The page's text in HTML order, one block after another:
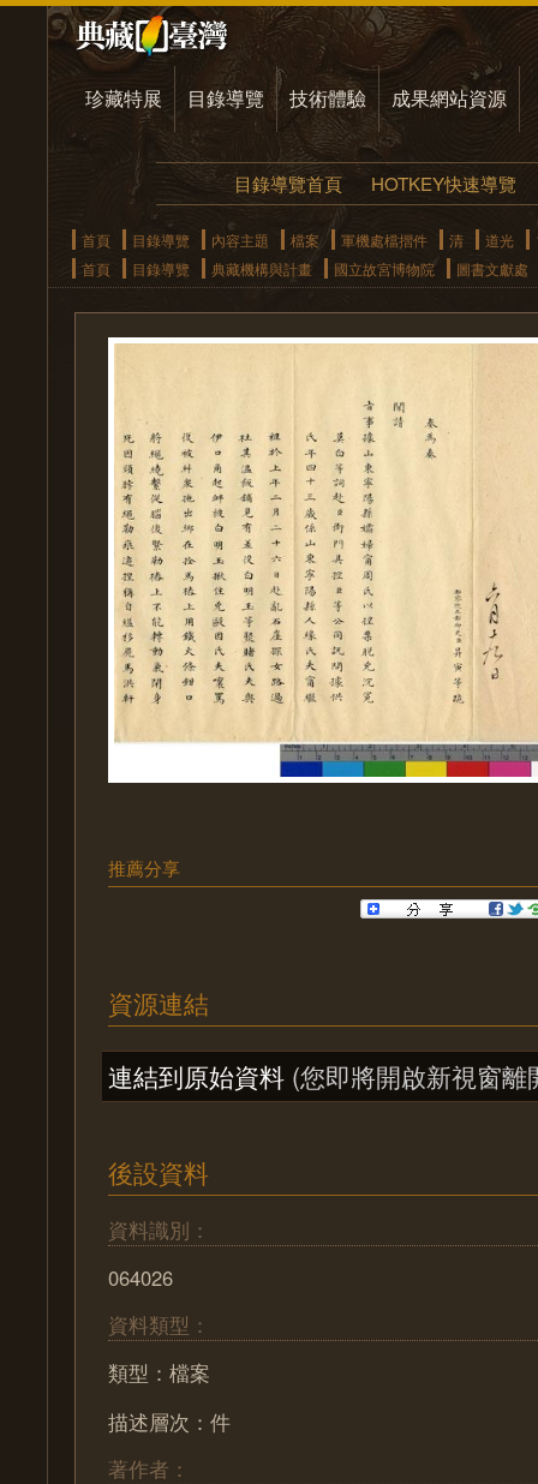
珍藏特展 目錄導覽 技術體驗 成果網站資源
目錄導覽首頁 HOTKEY快速導覽
首頁 目錄導覽 內容主題 檔案 軍機處檔摺件 清 道光
首頁
目錄導覽 典藏機構與計畫 國立故宮博物院 圖書文獻處
推薦分享
資源連結
連結到原始資料 (您即將開啟新視窗離
後設資料
資料識別：
064026
資料類型：
類型：檔案
描述層次：件
著作者：